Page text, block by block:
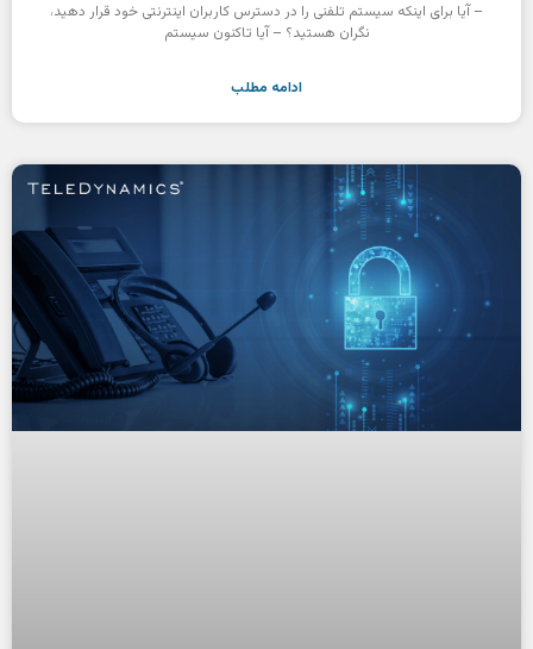
– آیا برای اینکه سیستم تلفنی را در دسترس کاربران اینترنتی خود قرار دهید،
نگران هستید؟ – آیا تاکنون سیستم
ادامه مطلب